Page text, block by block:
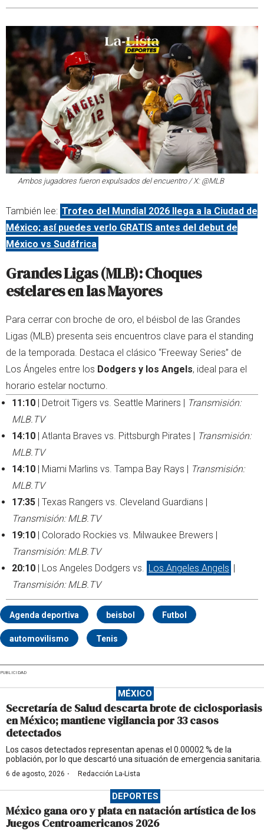
Ambos jugadores fueron expulsados del encuentro / X: @MLB
También lee: Trofeo del Mundial 2026 llega a la Ciudad de
México; así puedes verlo GRATIS antes del debut de
México vs Sudáfrica
Grandes Ligas (MLB): Choques
estelares en las Mayores
Para cerrar con broche de oro, el béisbol de las Grandes
Ligas (MLB) presenta seis encuentros clave para el standing
de la temporada. Destaca el clásico “Freeway Series” de
Los Ángeles entre los Dodgers y los Angels, ideal para el
horario estelar nocturno.
11:10 | Detroit Tigers vs. Seattle Mariners | Transmisión:
MLB.TV
14:10 | Atlanta Braves vs. Pittsburgh Pirates | Transmisión:
MLB.TV
14:10 | Miami Marlins vs. Tampa Bay Rays | Transmisión:
MLB.TV
17:35 | Texas Rangers vs. Cleveland Guardians |
Transmisión: MLB.TV
19:10 | Colorado Rockies vs. Milwaukee Brewers |
Transmisión: MLB.TV
20:10 | Los Angeles Dodgers vs. Los Angeles Angels |
Transmisión: MLB.TV
Agenda deportiva beisbol Futbol
automovilismo Tenis
PUBLICIDAD
MÉXICO
Secretaría de Salud descarta brote de ciclosporiasis
en México; mantiene vigilancia por 33 casos
detectados
Los casos detectados representan apenas el 0.00002 % de la
población, por lo que descartó una situación de emergencia sanitaria.
6 de agosto, 2026 · Redacción La-Lista
DEPORTES
México gana oro y plata en natación artística de los
Juegos Centroamericanos 2026